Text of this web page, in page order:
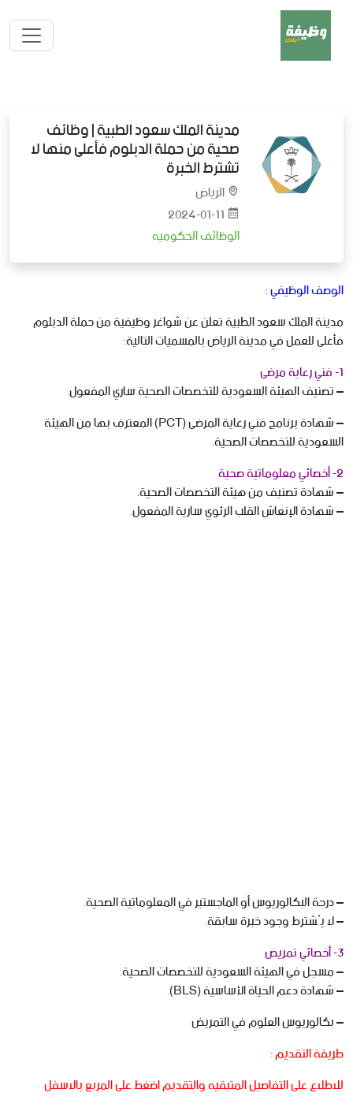
مدينة الملك سعود الطبية | وظائف
صحية من حملة الدبلوم فأعلى منها لا
تشترط الخبرة
الرياض
2024-01-11
الوظائف الحكوميه
الوصف الوظيفي :
مدينة الملك سعود الطبيةتعلن عن شواغر وظيفية من حملة الدبلوم
فأعلى للعمل في مدينة الرياض بالمسميات التالية:
1- فني رعاية مرضى
– تصنيف الهيئة السعودية للتخصصات الصحية ساري المفعول.
– شهادة برنامج فني رعاية المرضى (PCT) المعترف بها من الهيئة
السعودية للتخصصات الصحية.
2- أخصائي معلوماتية صحية
– شهادة تصنيف من هيئة التخصصات الصحية.
– شهادة الإنعاش القلب الرئوي سارية المفعول.
– درجة البكالوريوس أو الماجستير في المعلوماتية الصحية.
– لا يُشترط وجود خبرة سابقة.
3- أخصائي تمريض
– مسجل في الهيئة السعودية للتخصصات الصحية.
– شهادة دعم الحياة الأساسية (BLS).
– بكالوريوس العلوم في التمريض
طريقة التقديم :
للاطلاع على التفاصيل المتبقيه والتقديم اضغط على المربع بالاسفل